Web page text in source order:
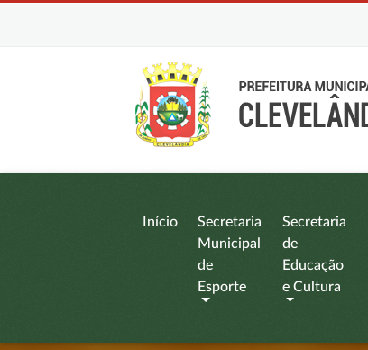
Início
Secretaria
Municipal
de
Esporte
Secretaria
de
Educação
e Cultura